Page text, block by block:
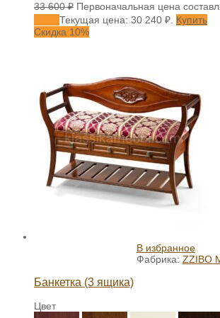
33 600₽ Первоначальная цена
Текущая цена: 30 240 ₽. Купить
Скидка 10%
В избранное
Фабрика: ZZIBO
Банкетка (3 ящика)
Цвет